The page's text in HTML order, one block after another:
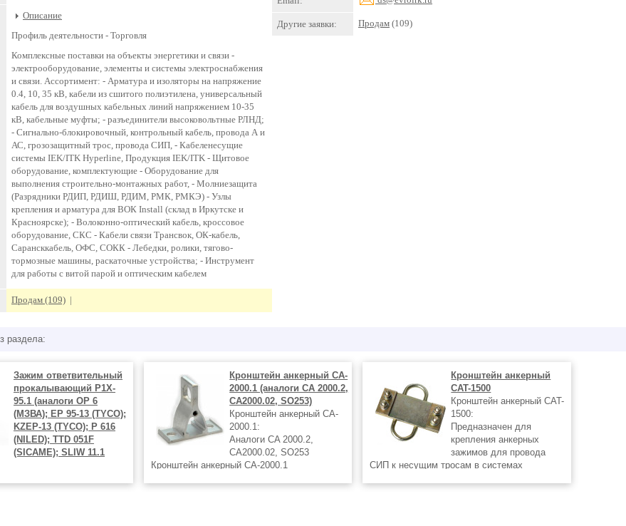
Описание
Профиль деятельности - Торговля
Комплексные поставки на объекты энергетики и связи -
электрооборудование, элементы и системы электроснабжения
и связи. Ассортимент: - Арматура и изоляторы на напряжение
0.4, 10, 35 кВ, кабели из сшитого полиэтилена, универсальный
кабель для воздушных кабельных линий напряжением 10-35
кВ, кабельные муфты; - разъединители высоковольтные РЛНД;
- Сигнально-блокировочный, контрольный кабель, провода А и
АС, грозозащитный трос, провода СИП, - Кабеленесущие
системы IEK/ITK Hyperline, Продукция IEK/ITK - Щитовое
оборудование, комплектующие - Оборудование для
выполнения строительно-монтажных работ, - Молниезащита
(Разрядники РДИП, РДИШ, РДИМ, РМК, РМКЭ) - Узлы
крепления и арматура для ВОК Install (склад в Иркутске и
Красноярске); - Волоконно-оптический кабель, кроссовое
оборудование, СКС - Кабели связи Трансвок, ОК-кабель,
Сарансккабель, ОФС, СОКК - Лебедки, ролики, тягово-
тормозные машины, раскаточные устройства; - Инструмент
для работы с витой парой и оптическим кабелем
Продам (109) |
Другие заявки: Продам (109)
раздела:
Зажим ответвительный
прокалывающий P1X-
95.1 (аналоги OP 6
(МЗВА); EP 95-13 (TYCO);
KZEP-13 (TYCO); P 616
(NILED); TTD 051F
(SICAME); SLIW 11.1
Кронштейн анкерный CA-
2000.1 (аналоги CA 2000.2,
СА2000.02, SO253)
Кронштейн анкерный CA-
2000.1:
Аналоги CA 2000.2,
СА2000.02, SO253
Кронштейн анкерный СА-2000.1
Кронштейн анкерный
CAT-1500
Кронштейн анкерный CAT-
1500:
Предназначен для
крепления анкерных
зажимов для провода
СИП к несущим тросам в системах